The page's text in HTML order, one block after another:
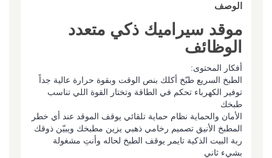
الوصف
موقد سيراميك ذكي متعدد
الوظائف
أفكار المحتوى:
الطبخ السريع طبّخ أكلك بنص الوقت وبقوة حرارة عالية جداً
توفير الكهرباء تحكم في الطاقة وتختار القوة اللي تناسب
طبخك
الأمان والحماية نظام حماية تلقائي يوقف الموقد عند أي خطر
المطبخ الأنيق تصميم رخامي ذهبي يزين مطبخك ويبيّن ذوقك
ربة البيت الذكية تايمر يوقف الطبخ لحاله وأنتِ مشغولة
بشيء ثاني